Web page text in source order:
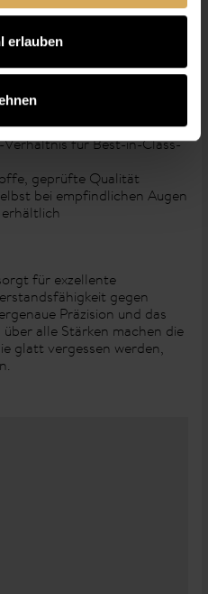
erlauben
die Lensy monthly View
an das Auge als die meisten
Seh-Ansprüche.
Verhältnis für Best-in-Class-
geprüfte Qualität
bei empfindlichen Augen
für exzellente
gegen
Präzision und das
alle Stärken machen die
glatt vergessen werden,